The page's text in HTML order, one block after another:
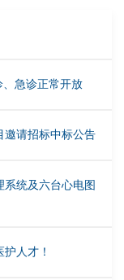
、急诊正常开放
邀请招标中标公告
统及六台心电图
人才！